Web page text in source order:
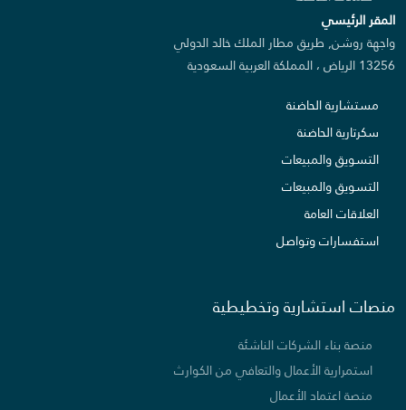
المقر الرئيسي
واجهة روشن, طريق مطار الملك خالد الدولي
13256 الرياض ، المملكة العربية السعودية
مستشارية الحاضنة
سكرتارية الحاضنة
التسويق والمبيعات
التسويق والمبيعات
العلاقات العامة
استفسارات وتواصل
منصات استشارية وتخطيطية
منصة بناء الشركات الناشئة
استمرارية الأعمال والتعافي من الكوارث
منصة اعتماد الأعمال